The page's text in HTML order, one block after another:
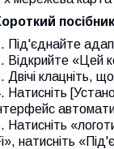
Під'єднайте
Відкрийте «Цей
Двічі клацніть,
Натисніть
Натисніть
натисніть